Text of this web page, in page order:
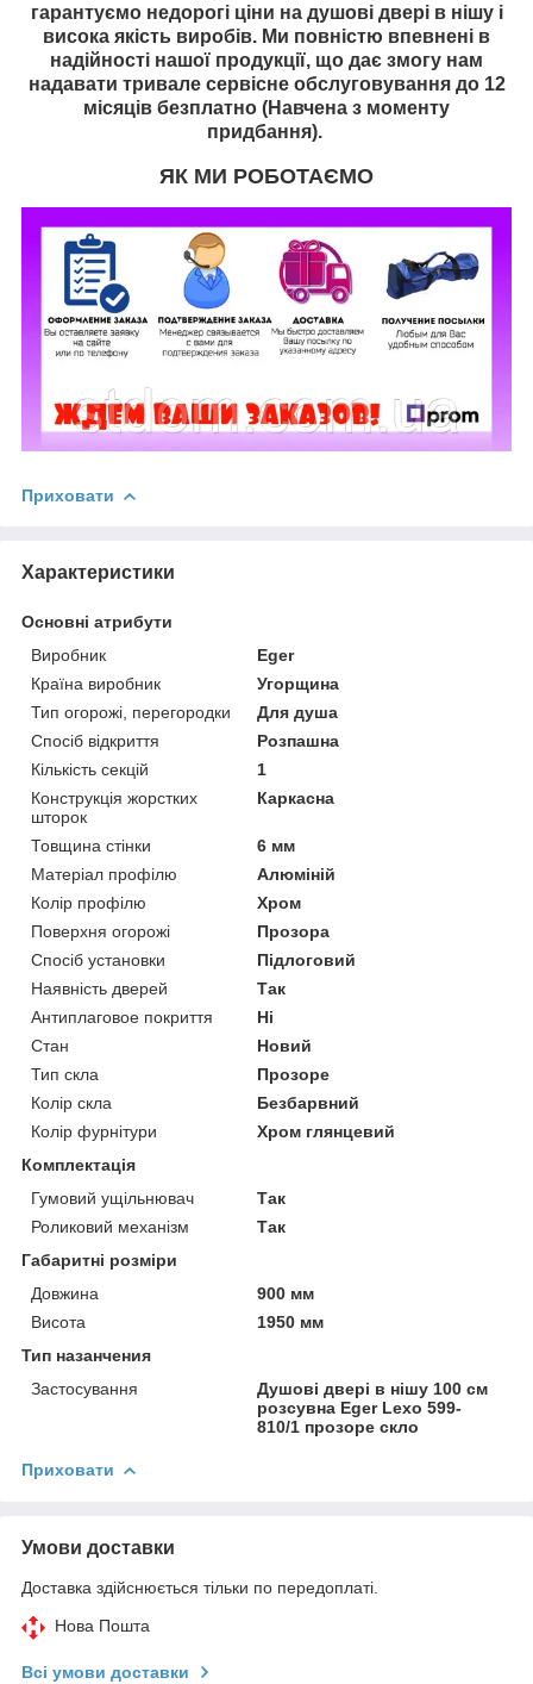
гарантуємо недорогі ціни на душові двері в нішуі
висока якість виробів. Ми повністю впевнені в
надійності нашої продукції, що дає змогу нам
надавати тривале сервісне обслуговування до 12
місяців безплатно (Навчена з моменту
придбання).
ЯК МИ РОБОТАЄМО
Приховати
Характеристики
Основні атрибути
Виробник
Eger
Країна виробник
Угорщина
Тип огорожі, перегородки
Для душа
Спосіб відкриття
Розпашна
Кількість секцій
1
Конструкція жорстких
шторок
Каркасна
Товщина стінки
6 мм
Матеріал профілю
Алюміній
Колір профілю
Хром
Поверхня огорожі
Прозора
Спосіб установки
Підлоговий
Наявність дверей
Так
Антиплаговое покриття
Ні
Стан
Новий
Тип скла
Прозоре
Колір скла
Безбарвний
Колір фурнітури
Хром глянцевий
Комплектація
Гумовий ущільнювач
Так
Роликовий механізм
Так
Габаритні розміри
Довжина
900 мм
Висота
1950 мм
Тип назанчения
Застосування
Душові двері в нішу 100 см
розсувна Eger Lexo 599-
810/1 прозоре скло
Приховати
Умови доставки
Доставка здійснюється тільки по передоплаті.
Нова Пошта
Всі умови доставки